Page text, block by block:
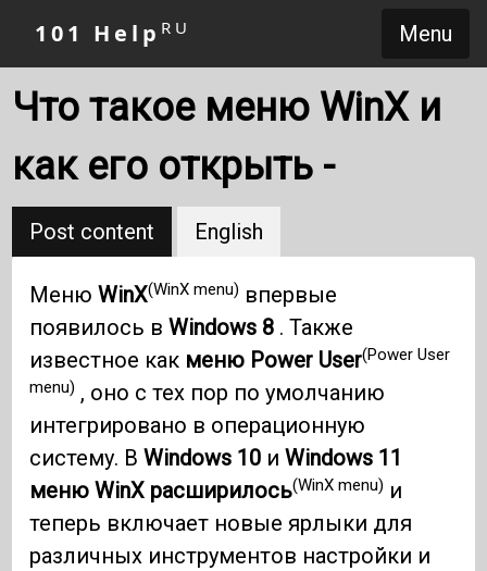
Menu
101 Help RU
Что такое меню WinX и
как его открыть -
Post content English
МенюWinX(WinX menu) впервые
появилось вWindows 8 . Также
известное как меню Power User(Power User
menu) , оно с тех пор по умолчанию
интегрировано в операционную
систему. ВWindows 10 иWindows 11
меню WinX расширилось(WinX menu) и
теперь включает новые ярлыки для
различных инструментов настройки и